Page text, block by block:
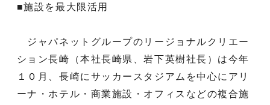
■施設を最大限活用
ジャパネットグループのリージョナルクリエー
ション長崎（本社長崎県、岩下英樹社長）は今年
１０月、長崎にサッカースタジアムを中心にアリ
ーナ・ホテル・商業施設・オフィスなどの複合施